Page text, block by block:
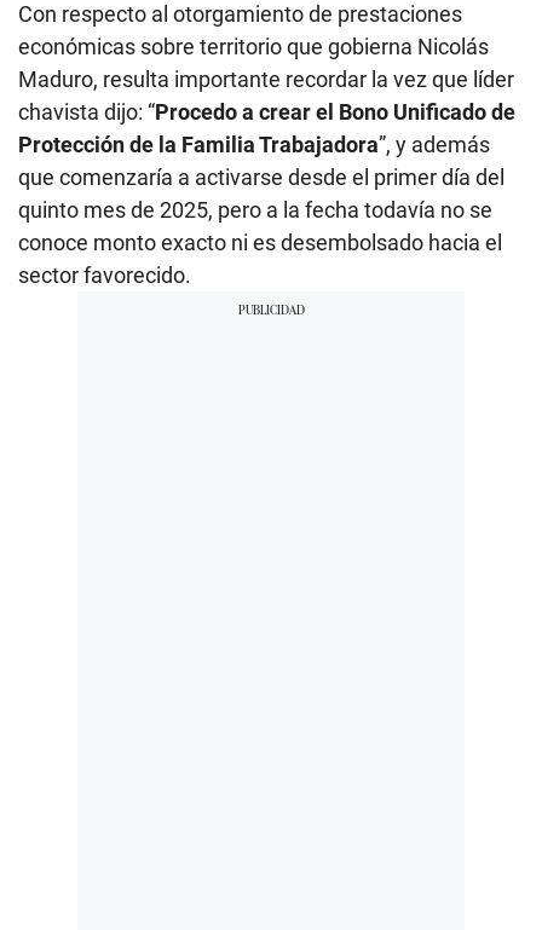
Con respecto al otorgamiento de prestaciones
económicas sobre territorio que gobierna Nicolás
Maduro, resulta importante recordar la vez que líder
chavista dijo: “Procedo a crear el Bono Unificado de
Protección de la Familia Trabajadora”, y además
que comenzaría a activarse desde el primer día del
quinto mes de 2025, pero a la fecha todavía no se
conoce monto exacto ni es desembolsado hacia el
sector favorecido.